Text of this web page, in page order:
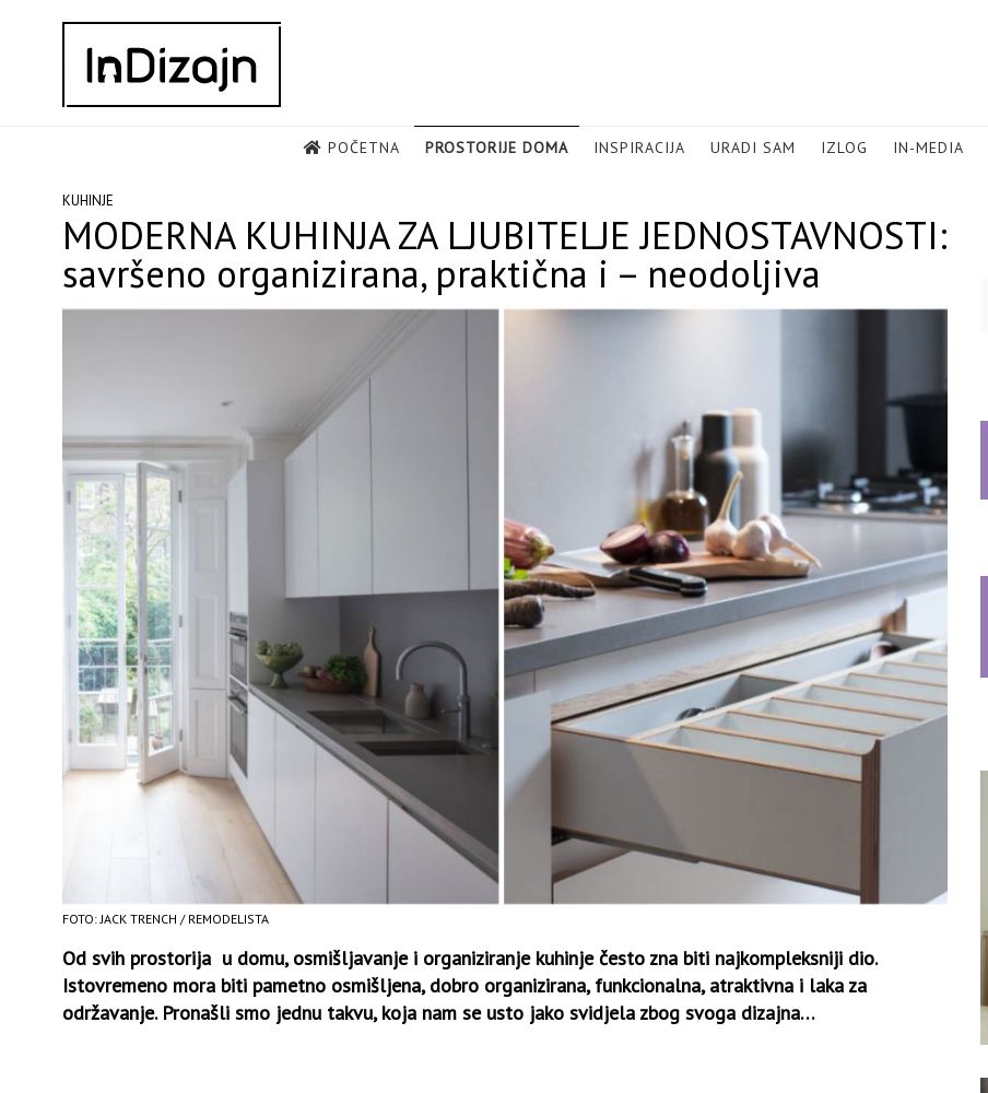
POČETNA PROSTORIJE DOMA INSPIRACIJA URADI SAM IZLOG IN-MEDIA
KUHINJE
MODERNA KUHINJA ZA LJUBITELJE JEDNOSTAVNOSTI:
savršeno organizirana, praktična i – neodoljiva
FOTO: JACK TRENCH / REMODELISTA
Od svih prostorija u domu, osmišljavanje i organiziranje kuhinje često zna biti najkompleksniji dio.
Istovremeno mora biti pametno osmišljena, dobro organizirana, funkcionalna, atraktivna i laka za
održavanje. Pronašli smo jednu takvu, koja nam se usto jako svidjela zbog svoga dizajna…